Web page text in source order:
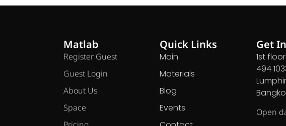
Matlab
Register Guest
Guest Login
About Us
Space
Quick Links
Main
Materials
Blog
Events
Get
1st
494
Open